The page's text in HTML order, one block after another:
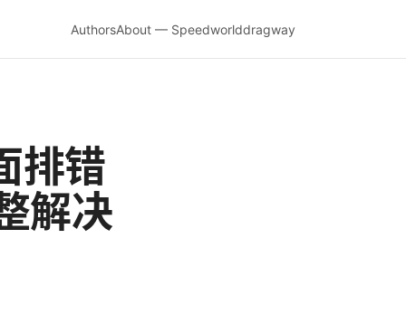
AuthorsAbout — Speedworlddragway
排错
解决